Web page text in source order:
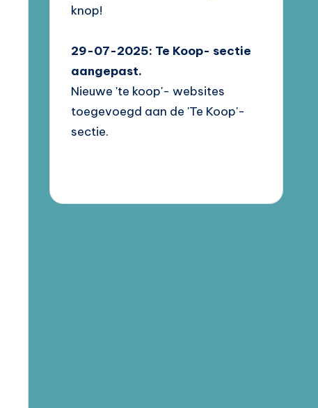
knop!
29-07-2025: Te Koop- sectie
aangepast.
Nieuwe 'te koop'- websites
toegevoegd aan de 'Te Koop'-
sectie.